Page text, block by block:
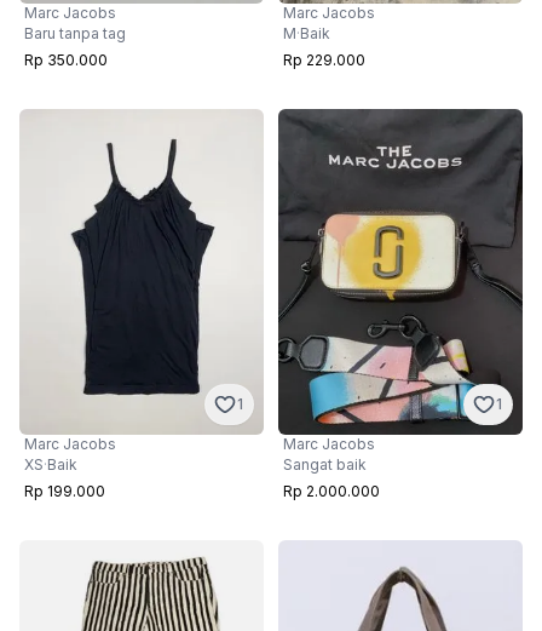
Marc Jacobs
Baru tanpa tag
Rp 350.000
Marc Jacobs
M·Baik
Rp 229.000
1
Marc Jacobs
XS·Baik
Rp 199.000
1
Marc Jacobs
Sangat baik
Rp 2.000.000